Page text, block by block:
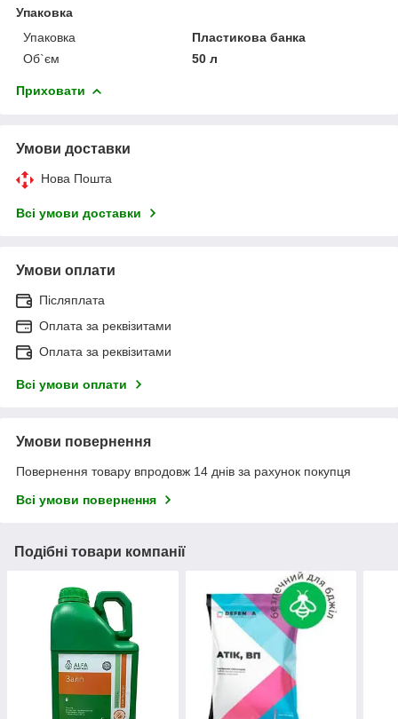
Упаковка
Упаковка
Пластикова банка
Об`єм
50 л
Приховати
Умови доставки
Нова Пошта
Всі умови доставки
Умови оплати
Післяплата
Оплата за реквізитами
Оплата за реквізитами
Всі умови оплати
Умови повернення
Повернення товару впродовж 14 днів за рахунок покупця
Всі умови повернення
Подібні товари компанії